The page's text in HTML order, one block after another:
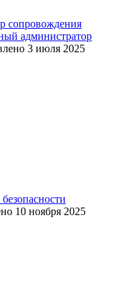
сопровождения
администратор
3 июля 2025
10 ноября 2025